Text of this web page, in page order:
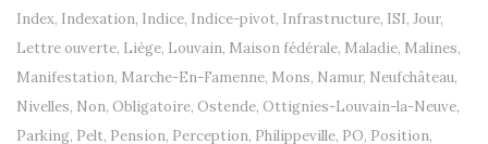
Index, Indexation, Indice, Indice-pivot, Infrastructure, ISI, Jour,
Lettre ouverte, Liège, Louvain, Maison fédérale, Maladie, Malines,
Manifestation, Marche-En-Famenne, Mons, Namur, Neufchâteau,
Nivelles, Non, Obligatoire, Ostende, Ottignies-Louvain-la-Neuve,
Parking, Pelt, Pension, Perception, Philippeville, PO, Position,